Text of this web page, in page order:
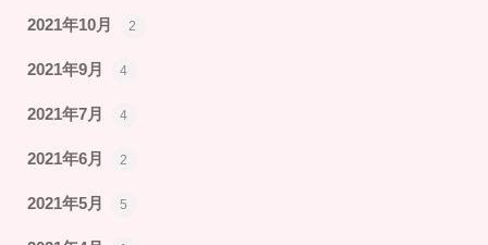
2021年10月 2
2021年9月 4
2021年7月 4
2021年6月 2
2021年5月 5